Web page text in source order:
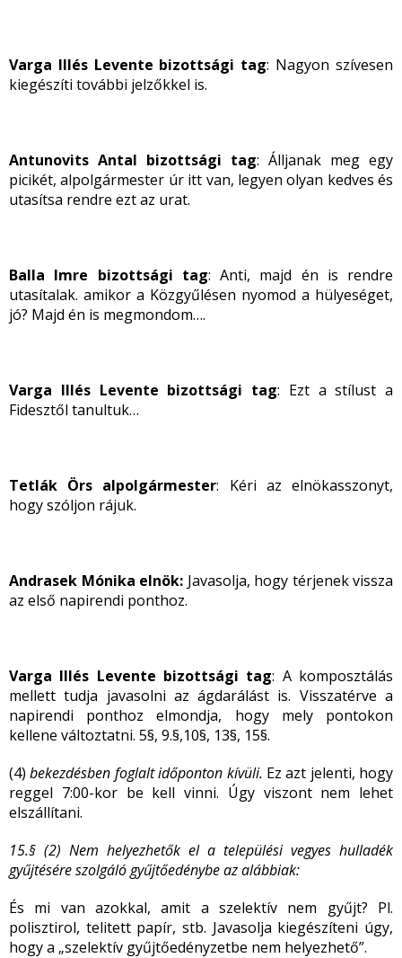
Varga Illés Levente bizottsági tag: Nagyon szívesen
kiegészíti további jelzőkkel is.
Antunovits Antal bizottsági tag: Álljanak meg egy
picikét, alpolgármester úr itt van, legyen olyan kedves és
utasítsa rendre ezt az urat.
Balla Imre bizottsági tag: Anti, majd én is rendre
utasítalak. amikor a Közgyűlésen nyomod a hülyeséget,
jó? Majd én is megmondom….
Varga Illés Levente bizottsági tag: Ezt a stílust a
Fidesztől tanultuk…
Tetlák Örs alpolgármester: Kéri az elnökasszonyt,
hogy szóljon rájuk.
Andrasek Mónika elnök: Javasolja, hogy térjenek vissza
az első napirendi ponthoz.
Varga Illés Levente bizottsági tag: A komposztálás
mellett tudja javasolni az ágdarálást is. Visszatérve a
napirendi ponthoz elmondja, hogy mely pontokon
kellene változtatni. 5§, 9.§,10§, 13§, 15§.
(4)bekezdésben foglalt időponton kívüli. Ez azt jelenti, hogy
reggel 7:00-kor be kell vinni. Úgy viszont nem lehet
elszállítani.
15.§ (2) Nem helyezhetők el a települési vegyes hulladék
gyűjtésére szolgáló gyűjtőedénybe az alábbiak:
És mi van azokkal, amit a szelektív nem gyűjt? Pl.
polisztirol, telitett papír, stb. Javasolja kiegészíteni úgy,
hogy a „szelektív gyűjtőedényzetbe nem helyezhető”.